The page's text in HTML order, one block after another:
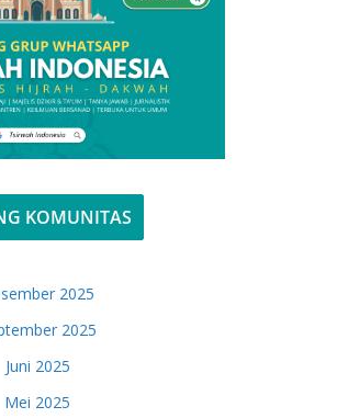
KOMUNITAS
2025
2025
Juni 2025
Mei 2025